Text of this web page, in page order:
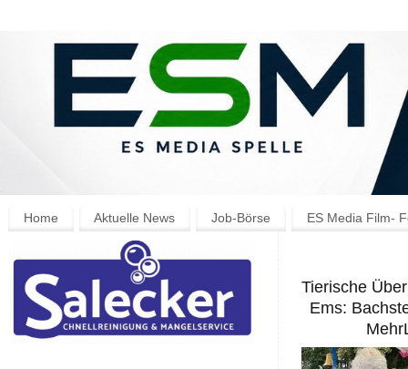
Home Aktuelle News Job-Börse ES Media Film-
Tierische
Ems: